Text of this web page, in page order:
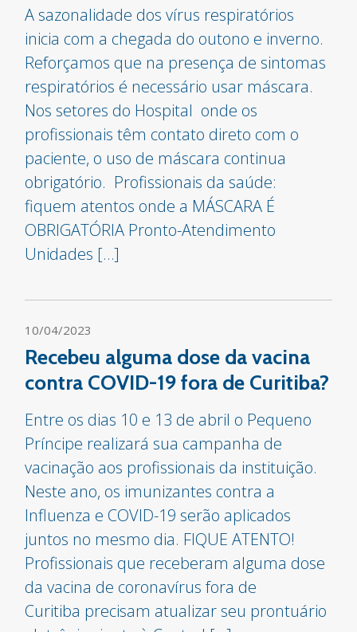
A sazonalidade dos vírus respiratórios
inicia com a chegada do outono e inverno.
Reforçamos que na presença de sintomas
respiratórios é necessário usar máscara.
Nos setores do Hospital onde os
profissionais têm contato direto com o
paciente, o uso de máscara continua
obrigatório. Profissionais da saúde:
fiquem atentos onde a MÁSCARA É
OBRIGATÓRIA Pronto-Atendimento
Unidades […]
10/04/2023
Recebeu alguma dose da vacina
contra COVID-19 fora de Curitiba?
Entre os dias 10 e 13 de abril o Pequeno
Príncipe realizará sua campanha de
vacinação aos profissionais da instituição.
Neste ano, os imunizantes contra a
Influenza e COVID-19 serão aplicados
juntos no mesmo dia. FIQUE ATENTO!
Profissionais que receberam alguma dose
da vacina de coronavírus fora de
Curitiba precisam atualizar seu prontuário